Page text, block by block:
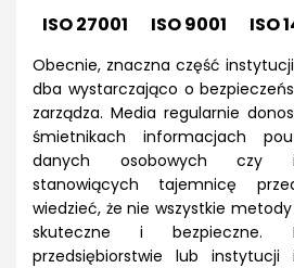
ISO 27001 ISO 9001 ISO
Obecnie, znaczna część
dba wystarczająco o
zarządza. Media regularnie
śmietnikach informacjach
danych osobowych czy
stanowiących tajemnicę
wiedzieć, że nie wszystkie
skuteczne i bezpieczne.
przedsiębiorstwie lub instytucji